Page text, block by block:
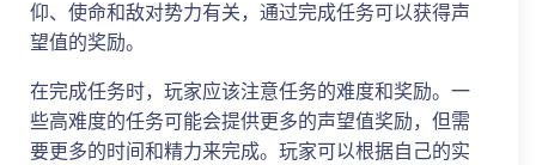
仰、使命和敌对势力有关，通过完成任务可以获得声
望值的奖励。
在完成任务时，玩家应该注意任务的难度和奖励。一
些高难度的任务可能会提供更多的声望值奖励，但需
要更多的时间和精力来完成。玩家可以根据自己的实